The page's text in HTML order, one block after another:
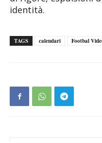
identità.
TAGS calendari Footbal